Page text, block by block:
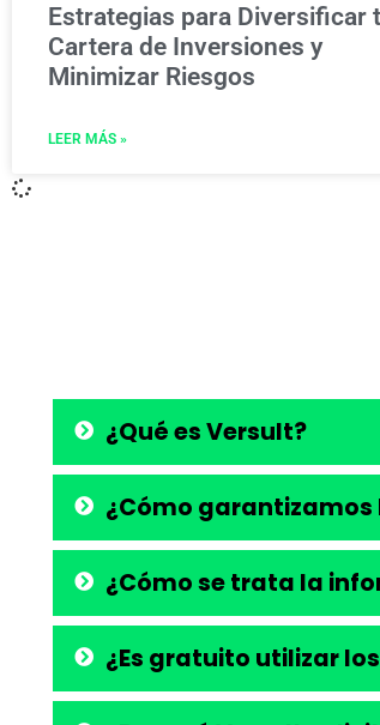
Estrategias para Diversificar
Cartera de Inversiones y
Minimizar Riesgos
LEER MÁS »
¿Qué es Versult?
¿Cómo
¿Cómo se trata la
¿Es gratuito utilizar